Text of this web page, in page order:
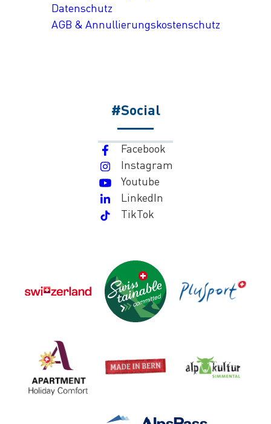
Datenschutz
AGB & Annullierungskostenschutz
#Social
Facebook
Instagram
Youtube
LinkedIn
TikTok